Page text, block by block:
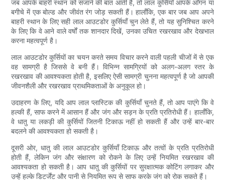
जब आपके बाहरी स्थान को सजाने की बात आती है, तो लाल कुर्सियाँ आपके आँगन या
बगीचे में एक बोल्ड और जीवंत रंग जोड़ सकती हैं। हालाँकि, एक बार जब आप अपने
बाहरी स्थान के लिए सही लाल आउटडोर कुर्सियाँ चुन लेते हैं, तो यह सुनिश्चित करने
के लिए कि वे आने वाले वर्षों तक शानदार दिखें, उनका उचित रखरखाव और देखभाल
करना महत्वपूर्ण है।
लाल आउटडोर कुर्सियों का चयन करते समय विचार करने वाली पहली चीजों में से एक
वह सामग्री है जिससे वे बनी हैं। विभिन्न सामग्रियों को अलग-अलग स्तर के
रखरखाव की आवश्यकता होती है, इसलिए ऐसी सामग्री चुनना महत्वपूर्ण है जो आपकी
जीवनशैली और रखरखाव प्राथमिकताओं के अनुकूल हो।
उदाहरण के लिए, यदि आप लाल प्लास्टिक की कुर्सियाँ चुनते हैं, तो आप पाएंगे कि वे
हल्की हैं, साफ करने में आसान हैं और जंग और सड़न के प्रति प्रतिरोधी हैं। हालाँकि,
वे धातु या लकड़ी की कुर्सियों जितनी टिकाऊ नहीं हो सकती हैं और उन्हें बार-बार
बदलने की आवश्यकता हो सकती है।
दूसरी ओर, धातु की लाल आउटडोर कुर्सियाँ टिकाऊ और तत्वों के प्रति प्रतिरोधी
होती हैं, लेकिन जंग और संक्षारण को रोकने के लिए उन्हें नियमित रखरखाव की
आवश्यकता हो सकती है। आप धातु की कुर्सियों पर सुरक्षात्मक कोटिंग लगाकर और
उन्हें हल्के डिटर्जेंट और पानी से नियमित रूप से साफ करके जंग को रोक सकते हैं।